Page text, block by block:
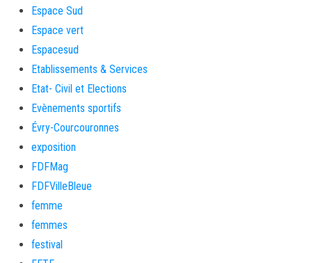
Espace Sud
Espace vert
Espacesud
Etablissements & Services
Etat- Civil et Elections
Evènements sportifs
Évry-Courcouronnes
exposition
FDFMag
FDFVilleBleue
femme
femmes
festival